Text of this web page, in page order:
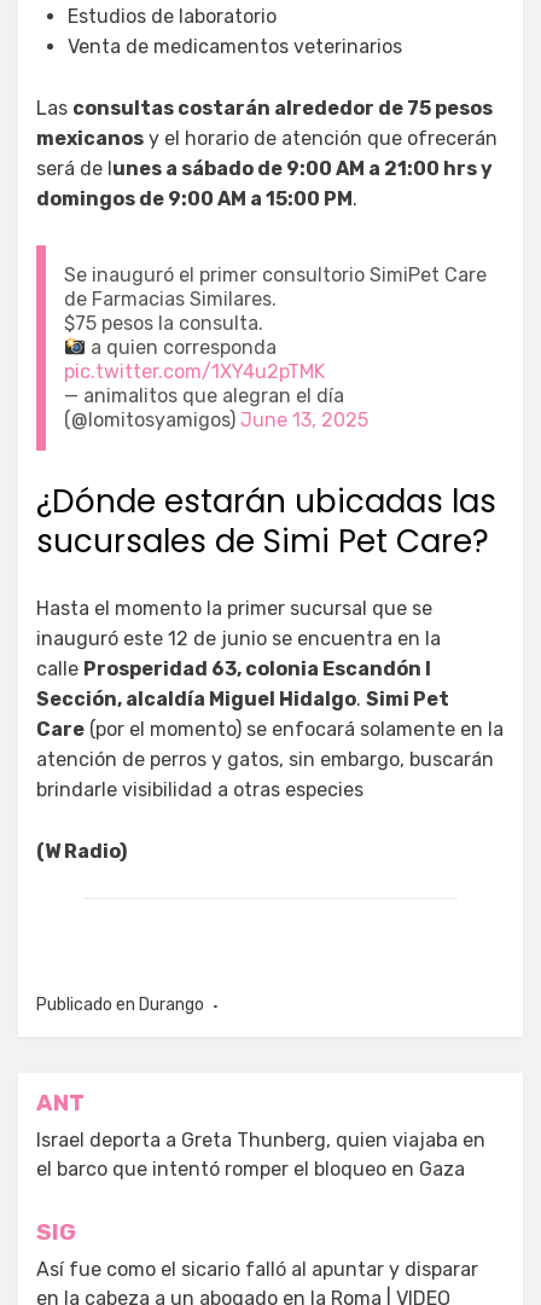
Estudios de laboratorio
Venta de medicamentos veterinarios
Las consultas costarán alrededor de 75 pesos
mexicanos y el horario de atención que ofrecerán
será de l unes a sábado de 9:00 AM a 21:00 hrs y
domingos de 9:00 AM a 15:00 PM .
Se inauguró el primer consultorio SimiPet Care
de Farmacias Similares.
$75 pesos la consulta.
a quien corresponda
pic.twitter.com/1XY4u2pTMK
— animalitos que alegran el día
(@lomitosyamigos) June 13, 2025
¿Dónde estarán ubicadas las
sucursales de Simi Pet Care?
Hasta el momento la primer sucursal que se
inauguró este 12 de junio se encuentra en la
calle Prosperidad 63, colonia Escandón I
Sección, alcaldía Miguel Hidalgo. Simi Pet
Care (por el momento) se enfocará solamente en la
atención de perros y gatos, sin embargo, buscarán
brindarle visibilidad a otras especies
(W Radio)
Publicado en Durango
Navegación
de
entradas
ANT
Israel deporta a Greta Thunberg, quien viajaba en
el barco que intentó romper el bloqueo en Gaza
SIG
Así fue como el sicario falló al apuntar y disparar
en la cabeza a un abogado en la Roma | VIDEO